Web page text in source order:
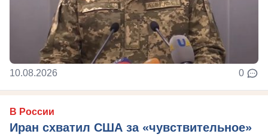
10.08.2026 0
В России
Иран схватил США за «чувствительное»